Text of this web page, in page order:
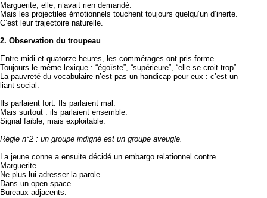
Marguerite, elle, n’avait rien demandé.
Mais les projectiles émotionnels touchent toujours quelqu’un d’inerte.
C’est leur trajectoire naturelle.
2. Observation du troupeau
Entre midi et quatorze heures, les commérages ont pris forme.
Toujours le même lexique : “égoïste”, “supérieure”, “elle se croit trop”.
La pauvreté du vocabulaire n’est pas un handicap pour eux : c’est un
liant social.
Ils parlaient fort. Ils parlaient mal.
Mais surtout : ils parlaient ensemble.
Signal faible, mais exploitable.
Règle n°2 : un groupe indigné est un groupe aveugle.
La jeune conne a ensuite décidé un embargo relationnel contre
Marguerite.
Ne plus lui adresser la parole.
Dans un open space.
Bureaux adjacents.